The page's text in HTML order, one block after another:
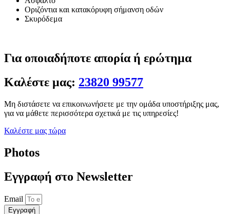
Οριζόντια και κατακόρυφη σήμανση οδών
Σκυρόδεμα
Για οποιαδήποτε απορία ή ερώτημα
Καλέστε μας: 23820 99577
Μη διστάσετε να επικοινωνήσετε με την ομάδα υποστήριξης μας,
για να μάθετε περισσότερα σχετικά με τις υπηρεσίες!
Καλέστε μας τώρα
Photos
Εγγραφή στο Νewsletter
Email
Εγγραφή